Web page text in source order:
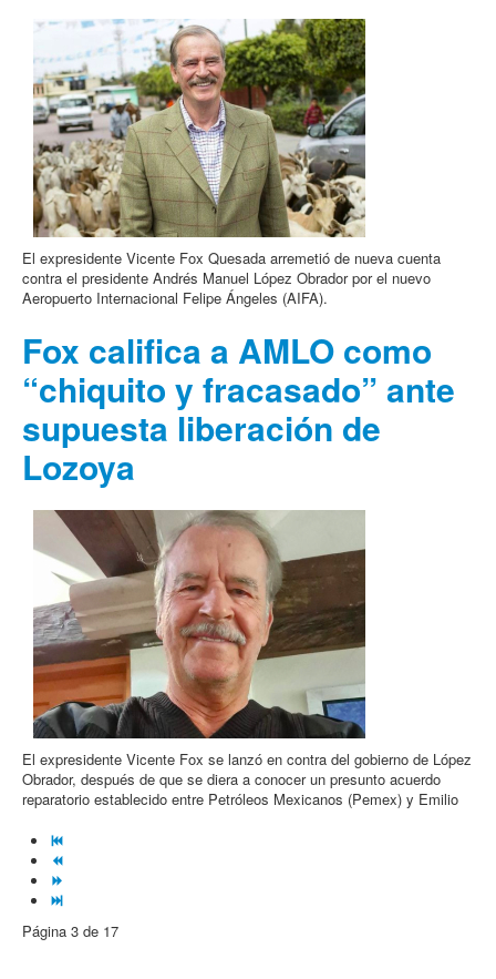
El expresidente Vicente Fox Quesada arremetió de nueva cuenta
contra el presidente Andrés Manuel López Obrador por el nuevo
Aeropuerto Internacional Felipe Ángeles (AIFA).
Fox califica a AMLO como
“chiquito y fracasado” ante
supuesta liberación de
Lozoya
El expresidente Vicente Fox se lanzó en contra del gobierno de López
Obrador, después de que se diera a conocer un presunto acuerdo
reparatorio establecido entre Petróleos Mexicanos (Pemex) y Emilio
Página 3 de 17